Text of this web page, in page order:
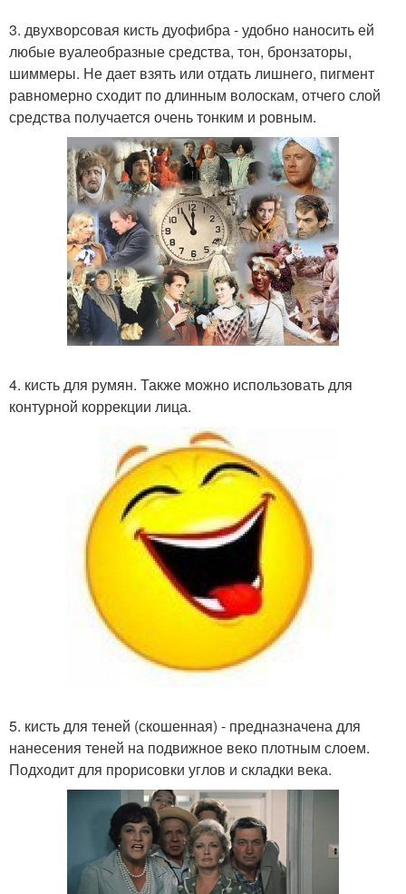
3. двухворсовая кисть дуофибра - удобно наносить ей
любые вуалеобразные средства, тон, бронзаторы,
шиммеры. Не дает взять или отдать лишнего, пигмент
равномерно сходит по длинным волоскам, отчего слой
средства получается очень тонким и ровным.
4. кисть для румян. Также можно использовать для
контурной коррекции лица.
5. кисть для теней (скошенная) - предназначена для
нанесения теней на подвижное веко плотным слоем.
Подходит для прорисовки углов и складки века.